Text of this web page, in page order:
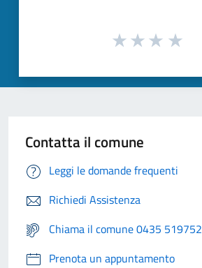
Contatta il comune
Leggi le domande frequenti
Richiedi Assistenza
Chiama il comune 0435 519752
Prenota un appuntamento